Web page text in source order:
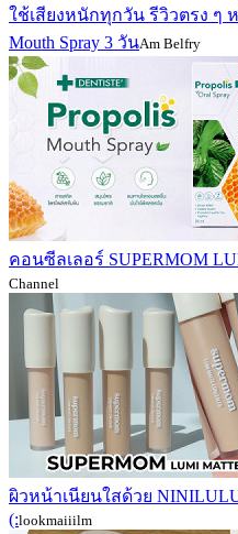
ใช้เสียงหนักทุกวัน รีวิวตรง ๆ ห
Mouth Spray 3 วันAm Belfry
คอนซีลเลอร์ SUPERMOM
Channel
ผิวหน้าเนียนใสด้วย NINILULU
(:lookmaiiilm